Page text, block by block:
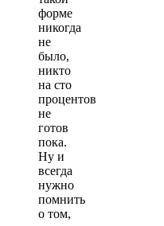
форме
никогда
не
было,
никто
на сто
процентов
не
готов
пока.
Ну и
всегда
нужно
помнить
о том,